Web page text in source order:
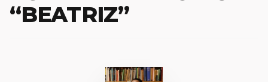
“BEATRIZ”